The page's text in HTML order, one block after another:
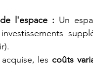
l'espace : Un
les coûts